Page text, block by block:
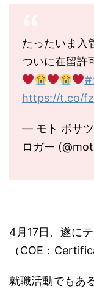
たったいま入
ついに在留許
#
https://t.co/
— モト ボサ
ロガー
4月17日、遂に
（COE：
就職活動でもあ